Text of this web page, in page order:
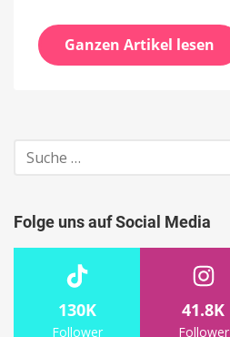
Ganzen Artikel lesen
Suche
nach:
Folge uns auf Social Media
130K
Follower
41.8K
Follower